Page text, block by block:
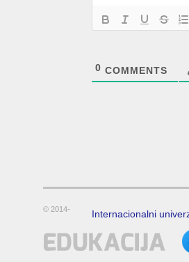
0 COMMENTS
Internacionalni
© 2014-